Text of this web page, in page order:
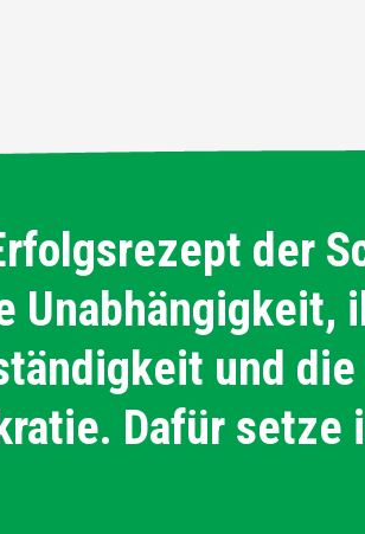
der
Unabhängigkeit,
und
Dafür setze